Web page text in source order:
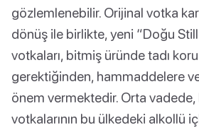
gözlemlenebilir. Orijinal votka
dönüş ile birlikte, yeni “Doğu
votkaları, bitmiş üründe tadı
gerektiğinden, hammaddelere
önem vermektedir. Orta vadede,
votkalarının bu ülkedeki alkollü